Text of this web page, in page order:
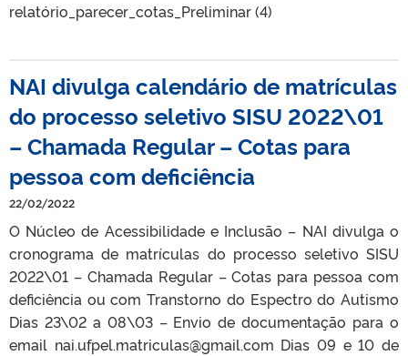
relatório_parecer_cotas_Preliminar (4)
NAI divulga calendário de matrículas
do processo seletivo SISU 2022\01
– Chamada Regular – Cotas para
pessoa com deficiência
22/02/2022
O Núcleo de Acessibilidade e Inclusão – NAI divulga o
cronograma de matrículas do processo seletivo SISU
2022\01 – Chamada Regular – Cotas para pessoa com
deficiência ou com Transtorno do Espectro do Autismo
Dias 23\02 a 08\03 – Envio de documentação para o
email nai.ufpel.matriculas@gmail.com Dias 09 e 10 de